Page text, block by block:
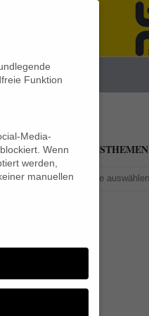
News
BEITRAGSTHEMEN
Funktion
Media-
Wenn
werden,
manuellen